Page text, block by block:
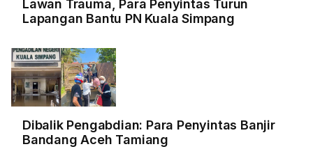
Lawan Trauma, Para Penyintas Turun
Lapangan Bantu PN Kuala Simpang
Dibalik Pengabdian: Para Penyintas Banjir
Bandang Aceh Tamiang